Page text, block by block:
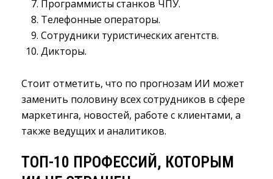
Программисты станков ЧПУ.
Телефонные операторы.
Сотрудники туристических агентств.
Дикторы.
Стоит отметить, что по прогнозам ИИ может
заменить половину всех сотрудников в сфере
маркетинга, новостей, работе с клиентами, а
также ведущих и аналитиков.
ТОП-10 ПРОФЕССИЙ, КОТОРЫМ